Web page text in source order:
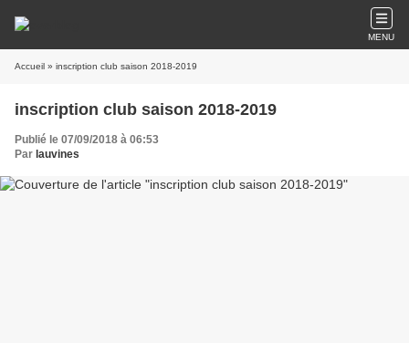
MENU
Accueil » inscription club saison 2018-2019
inscription club saison 2018-2019
Publié le 07/09/2018 à 06:53
Par lauvines